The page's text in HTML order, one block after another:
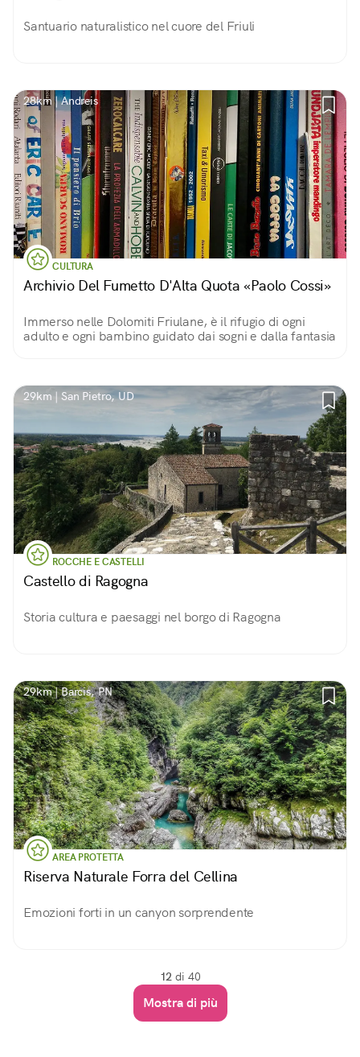
Santuario naturalistico nel cuore del Friuli
28km | Andreis
CULTURA
Archivio Del Fumetto D'Alta Quota «Paolo Cossi»
Immerso nelle Dolomiti Friulane, è il rifugio di ogni
adulto e ogni bambino guidato dai sogni e dalla fantasia
29km | San Pietro, UD
ROCCHE E CASTELLI
Castello di Ragogna
Storia cultura e paesaggi nel borgo di Ragogna
29km | Barcis, PN
AREA PROTETTA
Riserva Naturale Forra del Cellina
Emozioni forti in un canyon sorprendente
12 di 40
Mostra di più